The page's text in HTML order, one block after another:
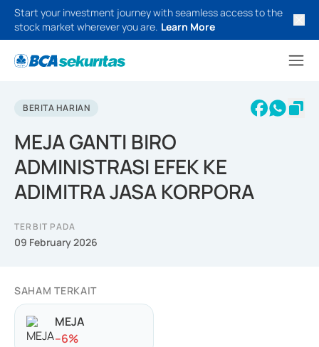
Start your investment journey with seamless access to the
stock market wherever you are. Learn More
BERITA HARIAN
MEJA GANTI BIRO
ADMINISTRASI EFEK KE
ADIMITRA JASA KORPORA
TERBIT PADA
09 February 2026
SAHAM TERKAIT
MEJA
--6%